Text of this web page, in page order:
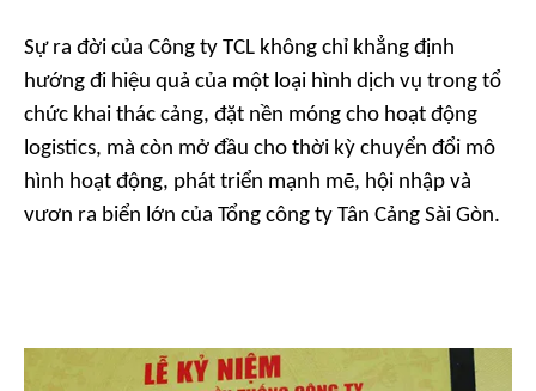
Sự ra đời của Công ty TCL không chỉ khẳng định
hướng đi hiệu quả của một loại hình dịch vụ trong tổ
chức khai thác cảng, đặt nền móng cho hoạt động
logistics, mà còn mở đầu cho thời kỳ chuyển đổi mô
hình hoạt động, phát triển mạnh mẽ, hội nhập và
vươn ra biển lớn của Tổng công ty Tân Cảng Sài Gòn.